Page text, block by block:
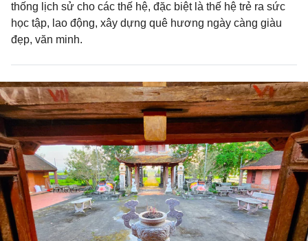
thống lịch sử cho các thế hệ, đặc biệt là thế hệ trẻ ra sức
học tập, lao động, xây dựng quê hương ngày càng giàu
đẹp, văn minh.